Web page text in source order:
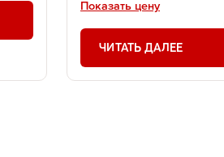
Показать цену
ЧИТАТЬ ДАЛЕЕ